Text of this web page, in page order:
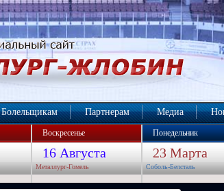
Болельщикам Партнерам Медиа
Воскресенье Понедельник
16 Августа 23 Марта
Металлург-Гомель Соболь-Белсталь